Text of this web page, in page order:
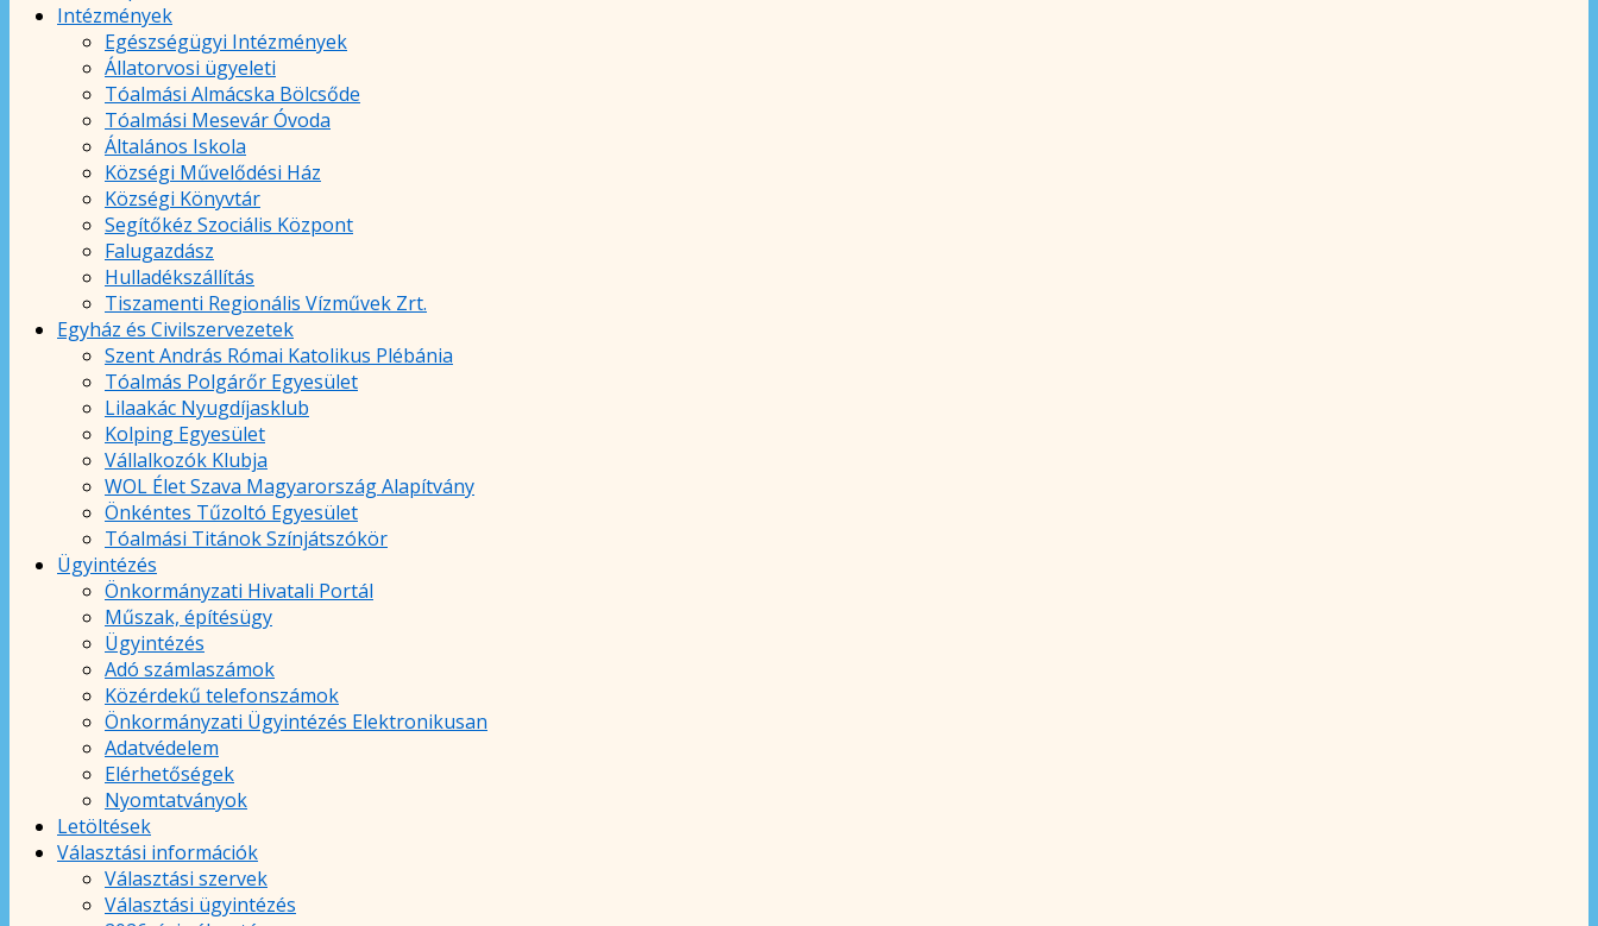
Intézmények
Egészségügyi Intézmények
Állatorvosi ügyeleti
Tóalmási Almácska Bölcsőde
Tóalmási Mesevár Óvoda
Általános Iskola
Községi Művelődési Ház
Községi Könyvtár
Segítőkéz Szociális Központ
Falugazdász
Hulladékszállítás
Tiszamenti Regionális Vízművek Zrt.
Egyház és Civilszervezetek
Szent András Római Katolikus Plébánia
Tóalmás Polgárőr Egyesület
Lilaakác Nyugdíjasklub
Kolping Egyesület
Vállalkozók Klubja
WOL Élet Szava Magyarország Alapítvány
Önkéntes Tűzoltó Egyesület
Tóalmási Titánok Színjátszókör
Ügyintézés
Önkormányzati Hivatali Portál
Műszak, építésügy
Ügyintézés
Adó számlaszámok
Közérdekű telefonszámok
Önkormányzati Ügyintézés Elektronikusan
Adatvédelem
Elérhetőségek
Nyomtatványok
Letöltések
Választási információk
Választási szervek
Választási ügyintézés